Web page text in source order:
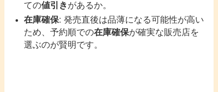
ての値引き があるか。
在庫確保: 発売直後は品薄になる可能性が高い
ため、予約順での在庫確保が確実な販売店を
選ぶのが賢明です。